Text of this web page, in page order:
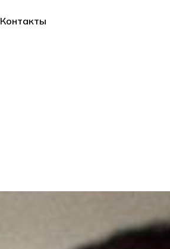
Контакты